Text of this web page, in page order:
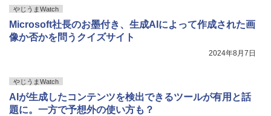
やじうまWatch
Microsoft社長のお墨付き、生成AIによって作成された画
像か否かを問うクイズサイト
2024年8月7日
やじうまWatch
AIが生成したコンテンツを検出できるツールが有用と話
題に。一方で予想外の使い方も？